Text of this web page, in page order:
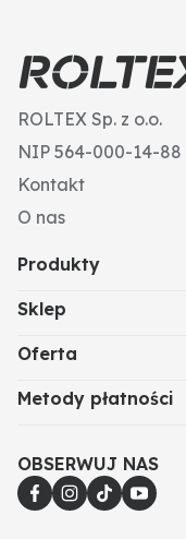
ROLTEX Sp. z o.o.
NIP 564-000-14-88
Kontakt
O nas
Produkty
Sklep
Oferta
Metody płatności
OBSERWUJ NAS